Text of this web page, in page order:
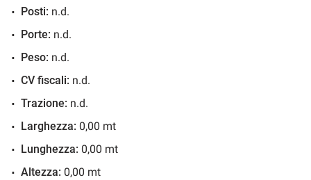
48 Mesi
883€/mese
36 Mesi
Posti: n.d.
Porte: n.d.
Peso: n.d.
CV fiscali: n.d.
Trazione: n.d.
Larghezza: 0,00 mt
Lunghezza: 0,00 mt
Altezza: 0,00 mt